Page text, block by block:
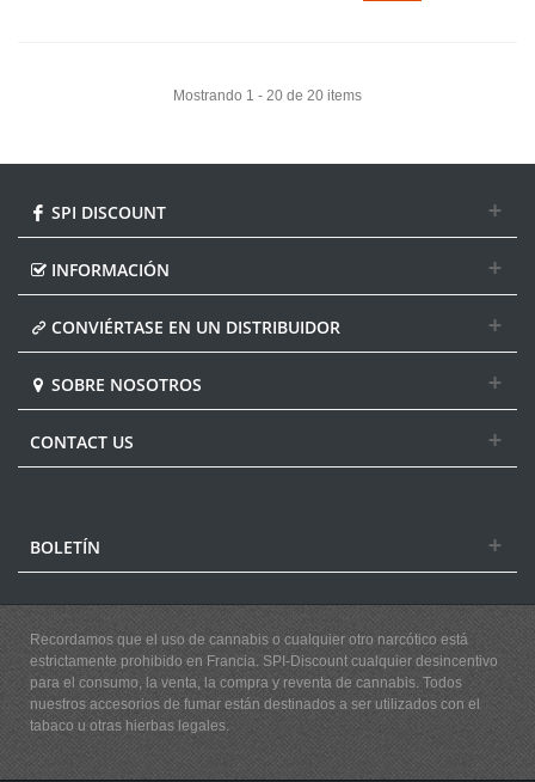
Mostrando 1 - 20 de 20 items
SPI DISCOUNT
INFORMACIÓN
CONVIÉRTASE EN UN DISTRIBUIDOR
SOBRE NOSOTROS
CONTACT US
BOLETÍN
Recordamos que el uso de cannabis o cualquier otro narcótico está
estrictamente prohibido en Francia. SPI-Discount cualquier desincentivo
para el consumo, la venta, la compra y reventa de cannabis. Todos
nuestros accesorios de fumar están destinados a ser utilizados con el
tabaco u otras hierbas legales.